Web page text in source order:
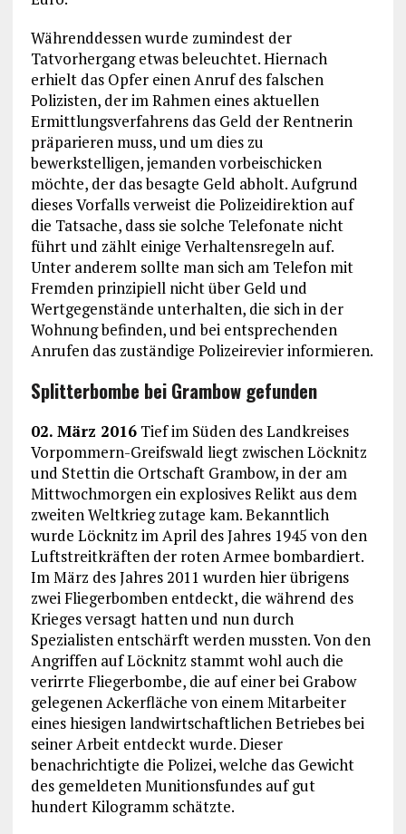
Währenddessen wurde zumindest der
Tatvorhergang etwas beleuchtet. Hiernach
erhielt das Opfer einen Anruf des falschen
Polizisten, der im Rahmen eines aktuellen
Ermittlungsverfahrens das Geld der Rentnerin
präparieren muss, und um dies zu
bewerkstelligen, jemanden vorbeischicken
möchte, der das besagte Geld abholt. Aufgrund
dieses Vorfalls verweist die Polizeidirektion auf
die Tatsache, dass sie solche Telefonate nicht
führt und zählt einige Verhaltensregeln auf.
Unter anderem sollte man sich am Telefon mit
Fremden prinzipiell nicht über Geld und
Wertgegenstände unterhalten, die sich in der
Wohnung befinden, und bei entsprechenden
Anrufen das zuständige Polizeirevier informieren.
Splitterbombe bei Grambow gefunden
02. März 2016Tief im Süden des Landkreises
Vorpommern-Greifswald liegt zwischen Löcknitz
und Stettin die Ortschaft Grambow, in der am
Mittwochmorgen ein explosives Relikt aus dem
zweiten Weltkrieg zutage kam. Bekanntlich
wurde Löcknitz im April des Jahres 1945 von den
Luftstreitkräften der roten Armee bombardiert.
Im März des Jahres 2011 wurden hier übrigens
zwei Fliegerbomben entdeckt, die während des
Krieges versagt hatten und nun durch
Spezialisten entschärft werden mussten. Von den
Angriffen auf Löcknitz stammt wohl auch die
verirrte Fliegerbombe, die auf einer bei Grabow
gelegenen Ackerfläche von einem Mitarbeiter
eines hiesigen landwirtschaftlichen Betriebes bei
seiner Arbeit entdeckt wurde. Dieser
benachrichtigte die Polizei, welche das Gewicht
des gemeldeten Munitionsfundes auf gut
hundert Kilogramm schätzte.